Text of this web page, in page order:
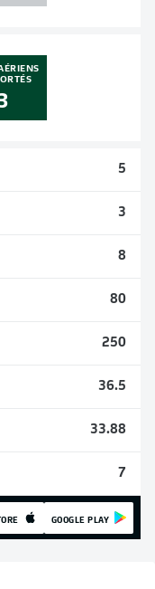
5
3
8
80
250
36.5
33.88
7
GOOGLE PLAY